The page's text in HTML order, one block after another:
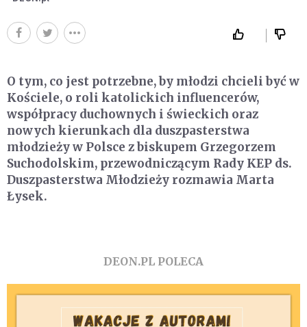
O tym, co jest potrzebne, by młodzi chcieli być w
Kościele, o roli katolickich influencerów,
współpracy duchownych i świeckich oraz
nowych kierunkach dla duszpasterstwa
młodzieży w Polsce z biskupem Grzegorzem
Suchodolskim, przewodniczącym Rady KEP ds.
Duszpasterstwa Młodzieży rozmawia Marta
Łysek.
DEON.PL POLECA